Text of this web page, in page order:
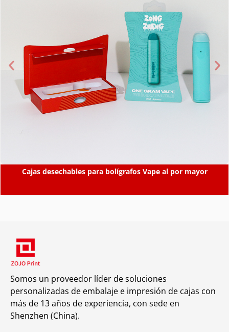
Cajas desechables para bolígrafos Vape al por mayor
Somos un proveedor líder de soluciones
personalizadas de embalaje e impresión de cajas con
más de 13 años de experiencia, con sede en
Shenzhen (China).